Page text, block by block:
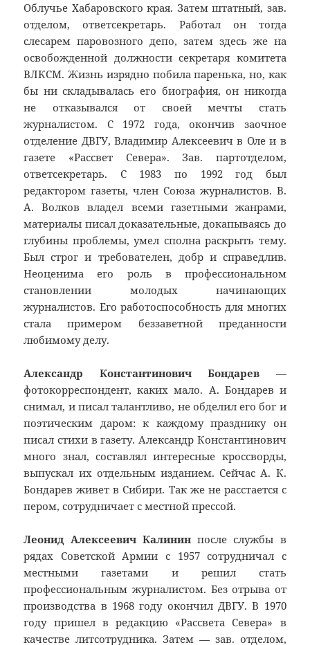
Облучье Хабаровского края. Затем штатный, зав.
отделом, ответсекретарь. Работал он тогда
слесарем паровозного депо, затем здесь же на
освобожденной должности секретаря комитета
ВЛКСМ. Жизнь изрядно побила паренька, но, как
бы ни складывалась его биография, он никогда
не отказывался от своей мечты стать
журналистом. С 1972 года, окончив заочное
отделение ДВГУ, Владимир Алексеевич в Оле и в
газете «Рассвет Севера». Зав. партотделом,
ответсекретарь. С 1983 по 1992 год был
редактором газеты, член Союза журналистов. В.
А. Волков владел всеми газетными жанрами,
материалы писал доказательные, докапываясь до
глубины проблемы, умел сполна раскрыть тему.
Был строг и требователен, добр и справедлив.
Неоценима его роль в профессиональном
становлении молодых начинающих
журналистов. Его работоспособность для многих
стала примером беззаветной преданности
любимому делу.
Александр Константинович Бондарев —
фотокорреспондент, каких мало. А. Бондарев и
снимал, и писал талантливо, не обделил его бог и
поэтическим даром: к каждому празднику он
писал стихи в газету. Александр Константинович
много знал, составлял интересные кроссворды,
выпускал их отдельным изданием. Сейчас А. К.
Бондарев живет в Сибири. Так же не расстается с
пером, сотрудничает с местной прессой.
Леонид Алексеевич Калининпосле службы в
рядах Советской Армии с 1957 сотрудничал с
местными газетами и решил стать
профессиональным журналистом. Без отрыва от
производства в 1968 году окончил ДВГУ. В 1970
году пришел в редакцию «Рассвета Севера» в
качестве литсотрудника. Затем — зав. отделом,